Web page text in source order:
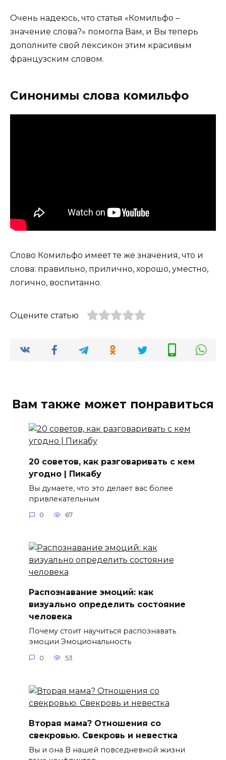
Очень надеюсь, что статья «Комильфо –
значение слова?» помогла Вам, и Вы теперь
дополните свой лексикон этим красивым
французским словом.
Синонимы слова комильфо
Слово Комильфо имеет те же значения, что и
слова: правильно, прилично, хорошо, уместно,
логично, воспитанно.
Оцените статью
Вам также может понравиться
20 советов, как разговаривать с кем
угодно | Пикабу
Вы думаете, что это делает вас более
привлекательным
0 67
Распознавание эмоций: как
визуально определить состояние
человека
Почему стоит научиться распознавать
эмоции Эмоциональность
0 53
Вторая мама? Отношения со
свекровью. Свекровь и невестка
Вы и она В нашей повседневной жизни